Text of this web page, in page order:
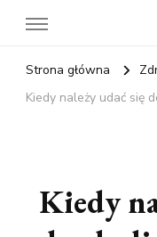
Strona główna
Kiedy należy udać się
Kiedy